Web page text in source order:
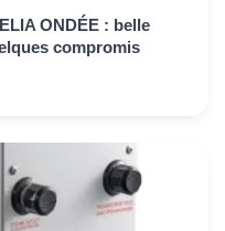
ONDÉE : belle
compromis